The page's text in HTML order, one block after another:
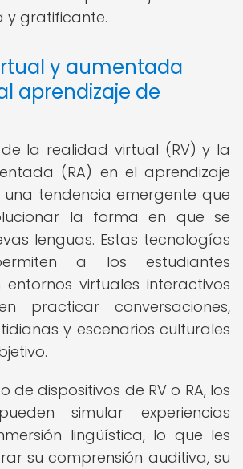
y gratificante.
y aumentada
aprendizaje de
la realidad virtual (RV) y la
(RA) en el aprendizaje
tendencia emergente que
la forma en que se
lenguas. Estas tecnologías
a los estudiantes
entornos virtuales interactivos
practicar conversaciones,
y escenarios culturales
de dispositivos de RV o RA, los
simular experiencias
lingüística, lo que les
su comprensión auditiva, su